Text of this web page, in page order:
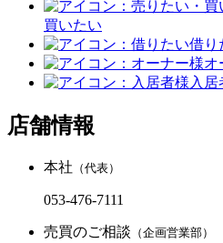
買いたい
借り
オ
入居
店舗情報
本社 （代表）
053-476-7111
売買のご相談 （企画営業部）